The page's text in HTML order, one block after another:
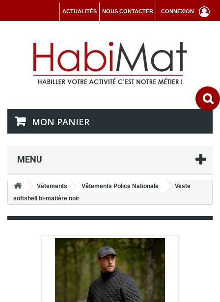
CONNEXION
NOUS CONTACTER
ACTUALITÉS
MON PANIER
MENU
Vêtements Vêtements Police Nationale
Veste
softshell bi-matière noir